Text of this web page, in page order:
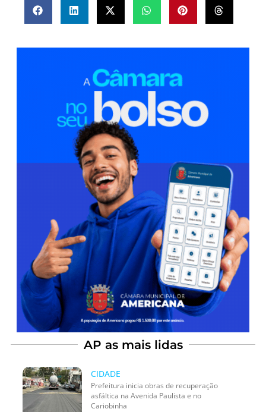
AP as mais lidas
CIDADE
Prefeitura inicia obras de recuperação
asfáltica na Avenida Paulista e no
Cariobinha